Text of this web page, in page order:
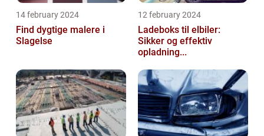
14 february 2024
Find dygtige malere i
Slagelse
12 february 2024
Ladeboks til elbiler:
Sikker og effektiv
opladning...